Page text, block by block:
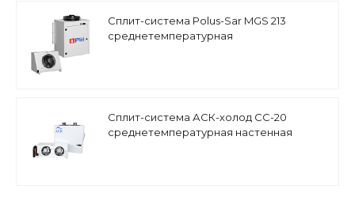
Сплит-система Polus-Sar MGS 213
среднетемпературная
Сплит-система АСК-холод СС-20
среднетемпературная настенная